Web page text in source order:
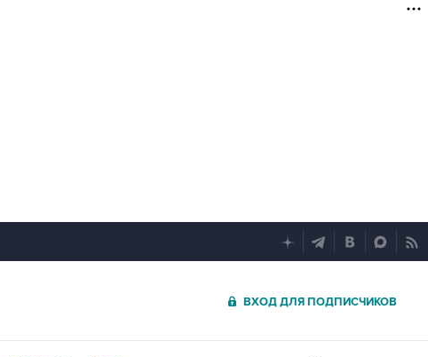
ВХОД ДЛЯ ПОДПИСЧИКОВ